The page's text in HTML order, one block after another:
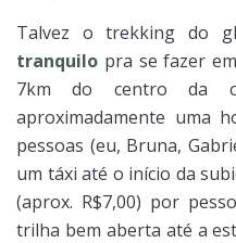
Talvez o trekking do
tranquilo pra se fazer
7km do centro da
aproximadamente uma
pessoas (eu, Bruna,
um táxi até o início da
(aprox. R$7,00) por
trilha bem aberta até a